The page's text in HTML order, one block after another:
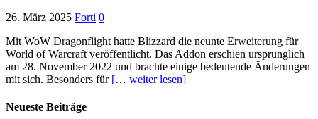
26. März 2025 Forti 0
Mit WoW Dragonflight hatte Blizzard die neunte Erweiterung für
World of Warcraft veröffentlicht. Das Addon erschien ursprünglich
am 28. November 2022 und brachte einige bedeutende Änderungen
mit sich. Besonders für [… weiter lesen]
Neueste Beiträge